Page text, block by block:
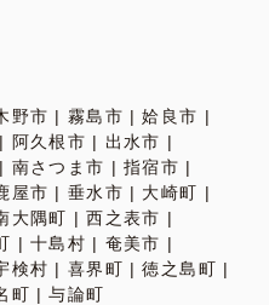
野市 霧島市
姶良市
阿久根市
出水市
南さつま市
指宿市
屋市 垂水市
大崎町
大隅町
西之表市
十島村
奄美市
検村 喜界町
徳之島町
町 与論町